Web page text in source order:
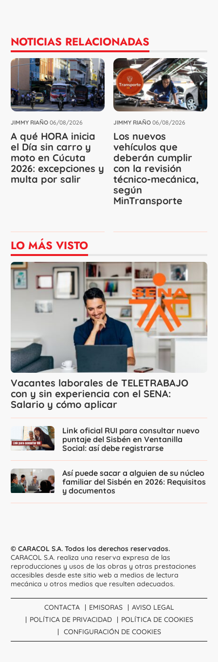
NOTICIAS RELACIONADAS
JIMMY RIAÑO 06/08/2026
A qué HORA inicia
el Día sin carro y
moto en Cúcuta
2026: excepciones y
multa por salir
JIMMY RIAÑO 06/08/2026
Los nuevos
vehículos que
deberán cumplir
con la revisión
técnico-mecánica,
según
MinTransporte
LO MÁS VISTO
Vacantes laborales de TELETRABAJO
con y sin experiencia con el SENA:
Salario y cómo aplicar
Link oficial RUI para consultar nuevo
puntaje del Sisbén en Ventanilla
Social: así debe registrarse
Así puede sacar a alguien de su núcleo
familiar del Sisbén en 2026: Requisitos
y documentos
© CARACOL S.A. Todos los derechos reservados.
CARACOL S.A. realiza una reserva expresa de las
reproducciones y usos de las obras y otras prestaciones
accesibles desde este sitio web a medios de lectura
mecánica u otros medios que resulten adecuados.
CONTACTA EMISORAS
AVISO LEGAL
POLÍTICA DE PRIVACIDAD
POLÍTICA DE COOKIES
CONFIGURACIÓN DE COOKIES